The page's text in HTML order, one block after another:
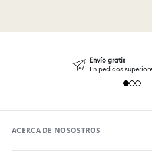
Envío gratis
En pedidos
ACERCA DE NOSOSTROS